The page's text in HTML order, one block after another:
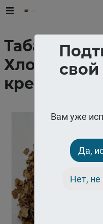
свой
Вам уже
Да,
Нет, не
Табак
Хлопья
крепость